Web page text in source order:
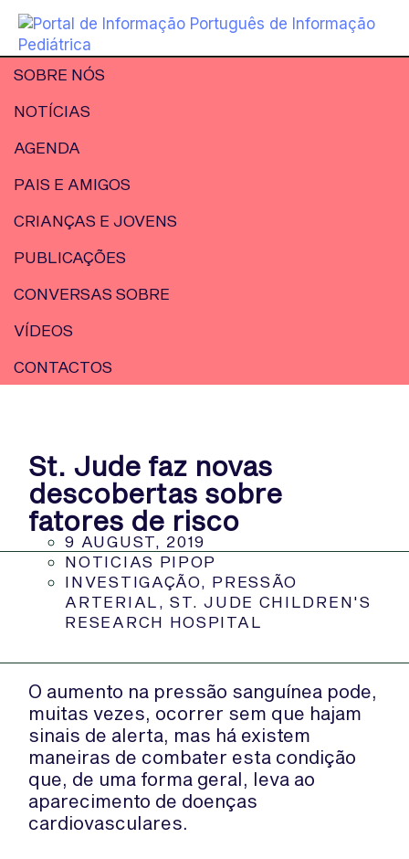
SOBRE NÓS
NOTÍCIAS
AGENDA
PAIS E AMIGOS
CRIANÇAS E JOVENS
PUBLICAÇÕES
CONVERSAS SOBRE
VÍDEOS
CONTACTOS
St. Jude faz novas
descobertas sobre
fatores de risco
9 AUGUST, 2019
NOTICIAS PIPOP
INVESTIGAÇÃO
PRESSÃO
ARTERIAL
,ST. JUDE CHILDREN'S
RESEARCH HOSPITAL
O aumento na pressão sanguínea pode,
muitas vezes, ocorrer sem que hajam
sinais de alerta, mas há existem
maneiras de combater esta condição
que, de uma forma geral, leva ao
aparecimento de doenças
cardiovasculares.